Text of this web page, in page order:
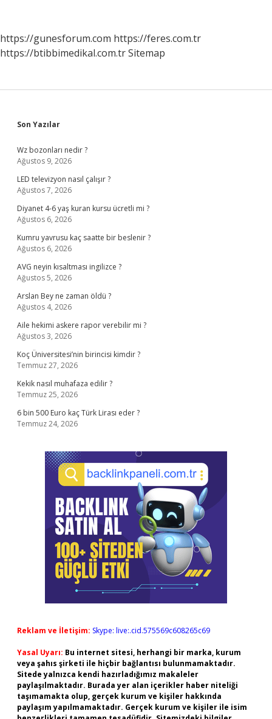
https://gunesforum.com https://feres.com.tr
https://btibbimedikal.com.trSitemap
Sidebar
Son Yazılar
Wz bozonları nedir ?
Ağustos 9, 2026
LED televizyon nasıl çalışır ?
Ağustos 7, 2026
Diyanet 4-6 yaş kuran kursu ücretli mi ?
Ağustos 6, 2026
Kumru yavrusu kaç saatte bir beslenir ?
Ağustos 6, 2026
AVG neyin kısaltması ingilizce ?
Ağustos 5, 2026
Arslan Bey ne zaman öldü ?
Ağustos 4, 2026
Aile hekimi askere rapor verebilir mi ?
Ağustos 3, 2026
Koç Üniversitesi’nin birincisi kimdir ?
Temmuz 27, 2026
Kekik nasıl muhafaza edilir ?
Temmuz 25, 2026
6 bin 500 Euro kaç Türk Lirası eder ?
Temmuz 24, 2026
Reklam ve İletişim: Skype: live:.cid.575569c608265c69
Yasal Uyarı: Bu internet sitesi, herhangi bir marka, kurum
veya şahıs şirketi ile hiçbir bağlantısı bulunmamaktadır.
Sitede yalnızca kendi hazırladığımız makaleler
paylaşılmaktadır. Burada yer alan içerikler haber niteliği
taşımamakta olup, gerçek kurum ve kişiler hakkında
paylaşım yapılmamaktadır. Gerçek kurum ve kişiler ile isim